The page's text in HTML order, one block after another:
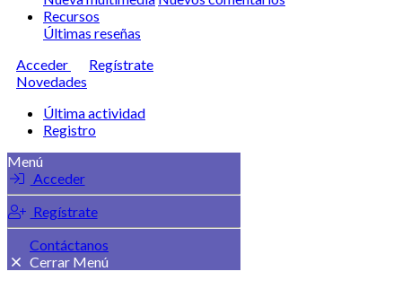
Recursos
Últimas reseñas
Acceder
Regístrate
Novedades
Última actividad
Registro
Menú
Acceder
Regístrate
Contáctanos
Cerrar Menú